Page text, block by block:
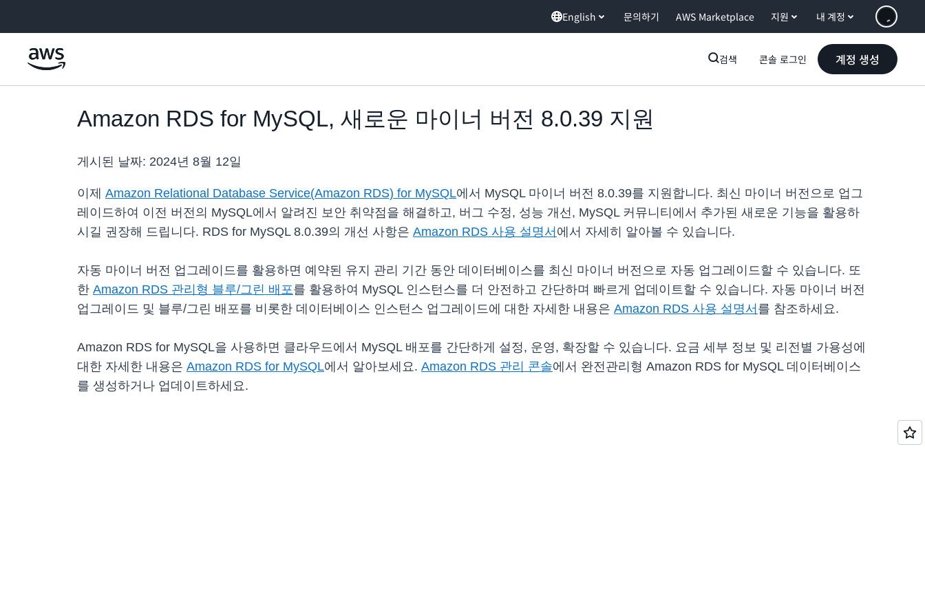
English 문의하기 AWS Marketplace 지원 내 계정
검색 콘솔 로그인 계정 생성
Amazon RDS for MySQL, 새로운 마이너 버전 8.0.39 지원
게시된 날짜: 2024년 8월 12일
이제 Amazon Relational Database Service(Amazon RDS) for MySQL에서 MySQL 마이너 버전 8.0.39를 지원합니다. 최신 마이너 버전으로 업그
레이드하여 이전 버전의 MySQL에서 알려진 보안 취약점을 해결하고, 버그 수정, 성능 개선, MySQL 커뮤니티에서 추가된 새로운 기능을 활용하
시길 권장해 드립니다. RDS for MySQL 8.0.39의 개선 사항은 Amazon RDS 사용 설명서 에서 자세히 알아볼 수 있습니다.
자동 마이너 버전 업그레이드를 활용하면 예약된 유지 관리 기간 동안 데이터베이스를 최신 마이너 버전으로 자동 업그레이드할 수 있습니다. 또
한 Amazon RDS 관리형 블루/그린 배포를 활용하여 MySQL 인스턴스를 더 안전하고 간단하며 빠르게 업데이트할 수 있습니다. 자동 마이너 버전
업그레이드 및 블루/그린 배포를 비롯한 데이터베이스 인스턴스 업그레이드에 대한 자세한 내용은 Amazon RDS 사용 설명서 를 참조하세요.
Amazon RDS for MySQL을 사용하면 클라우드에서 MySQL 배포를 간단하게 설정, 운영, 확장할 수 있습니다. 요금 세부 정보 및 리전별 가용성에
대한 자세한 내용은 Amazon RDS for MySQL에서 알아보세요. Amazon RDS 관리 콘솔에서 완전관리형 Amazon RDS for MySQL 데이터베이스
를 생성하거나 업데이트하세요.